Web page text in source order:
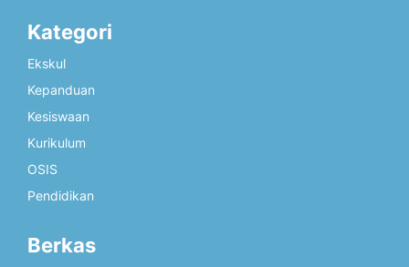
Kategori
Ekskul
Kepanduan
Kesiswaan
Kurikulum
OSIS
Pendidikan
Berkas